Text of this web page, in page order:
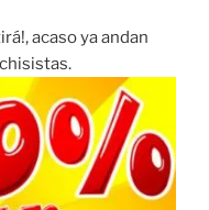
acaso ya andan